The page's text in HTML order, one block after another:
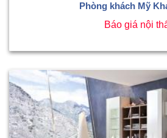
Phòng khách Mỹ
Báo giá nội